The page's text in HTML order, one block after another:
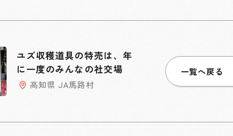
ユズ収穫道具の特売は、年
に一度のみんなの社交場
高知県 JA馬路村
一覧へ戻る